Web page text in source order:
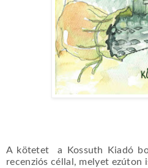
A kötetet a Kossuth Kiadó
recenziós céllal, melyet ezúton